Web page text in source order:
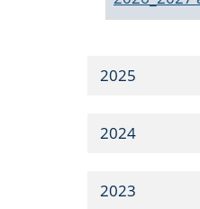
2025
2024
2023